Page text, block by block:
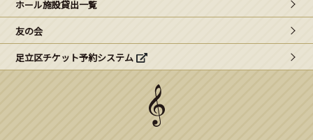
Gがくえん
ブランドからのお知らせ
ホール施設貸出一覧
友の会
足立区チケット予約システム